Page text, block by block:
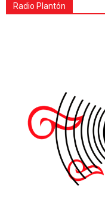
Radio Plantón